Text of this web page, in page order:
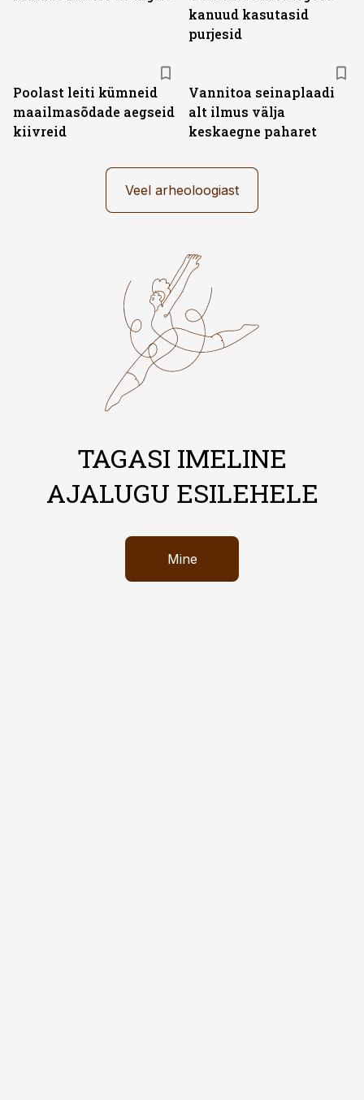
kanuud kasutasid
purjesid
Poolast leiti kümneid
maailmasõdade aegseid
kiivreid
Vannitoa seinaplaadi
alt ilmus välja
keskaegne paharet
Veel arheoloogiast
TAGASI IMELINE
AJALUGU ESILEHELE
Mine